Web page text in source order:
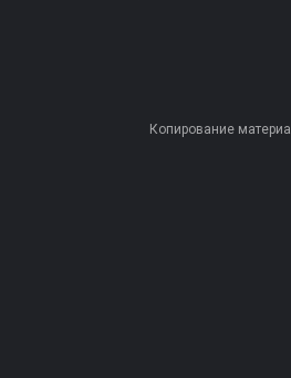
Копирование